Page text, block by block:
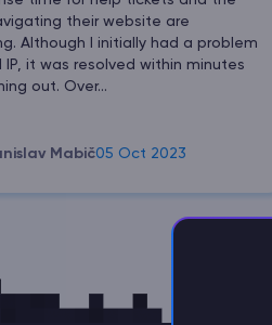
their website are
Although I initially had a problem
it was resolved within minutes
out. Over...
Mabič05 Oct 2023